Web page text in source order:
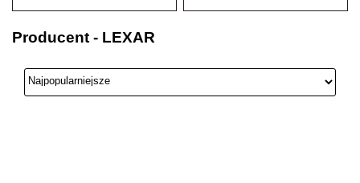
Producent - LEXAR